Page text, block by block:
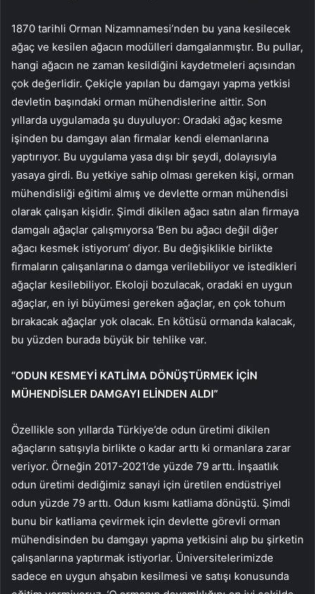
1870 tarihli Orman Nizamnamesi’nden bu yana kesilecek
ağaç ve kesilen ağacın modülleri damgalanmıştır. Bu pullar,
hangi ağacın ne zaman kesildiğini kaydetmeleri açısından
çok değerlidir. Çekiçle yapılan bu damgayı yapma yetkisi
devletin başındaki orman mühendislerine aittir. Son
yıllarda uygulamada şu duyuluyor: Oradaki ağaç kesme
işinden bu damgayı alan firmalar kendi elemanlarına
yaptırıyor. Bu uygulama yasa dışı bir şeydi, dolayısıyla
yasaya girdi. Bu yetkiye sahip olması gereken kişi, orman
mühendisliği eğitimi almış ve devlette orman mühendisi
olarak çalışan kişidir. Şimdi dikilen ağacı satın alan firmaya
damgalı ağaçlar çalışmıyorsa ‘Ben bu ağacı değil diğer
ağacı kesmek istiyorum’ diyor. Bu değişiklikle birlikte
firmaların çalışanlarına o damga verilebiliyor ve istedikleri
ağaçlar kesilebiliyor. Ekoloji bozulacak, oradaki en uygun
ağaçlar, en iyi büyümesi gereken ağaçlar, en çok tohum
bırakacak ağaçlar yok olacak. En kötüsü ormanda kalacak,
bu yüzden burada büyük bir tehlike var.
“ODUN KESMEYİ KATLİMA DÖNÜŞTÜRMEK İÇİN
MÜHENDİSLER DAMGAYI ELİNDEN ALDI”
Özellikle son yıllarda Türkiye’de odun üretimi dikilen
ağaçların satışıyla birlikte o kadar arttı ki ormanlara zarar
veriyor. Örneğin 2017-2021’de yüzde 79 arttı. İnşaatlık
odun üretimi dediğimiz sanayi için üretilen endüstriyel
odun yüzde 79 arttı. Odun kısmı katliama dönüştü. Şimdi
bunu bir katliama çevirmek için devlette görevli orman
mühendisinden bu damgayı yapma yetkisini alıp bu şirketin
çalışanlarına yaptırmak istiyorlar. Üniversitelerimizde
sadece en uygun ahşabın kesilmesi ve satışı konusunda